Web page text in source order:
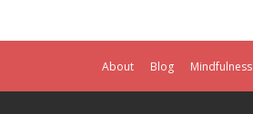
About Blog Mindfulness